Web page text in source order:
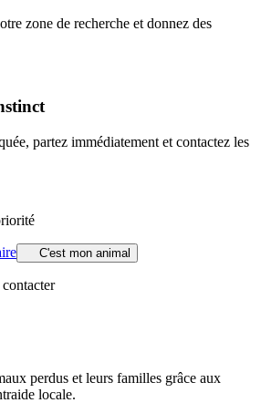
zone de recherche et donnez des
partez immédiatement et contactez les
C'est mon animal
perdus et leurs familles grâce aux
locale.